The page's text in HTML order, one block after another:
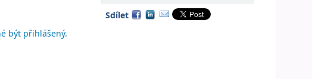
být přihlášený.
Sdílet